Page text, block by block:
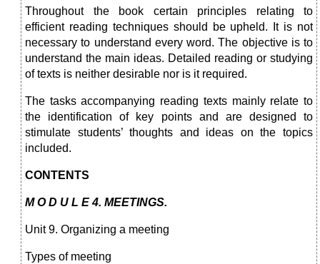
Throughout the book certain principles relating to
efficient reading techniques should be upheld. It is not
necessary to understand every word. The objective is to
understand the main ideas. Detailed reading or studying
of texts is neither desirable nor is it required.
The tasks accompanying reading texts mainly relate to
the identification of key points and are designed to
stimulate students’ thoughts and ideas on the topics
included.
CONTENTS
M O D U L E 4. MEETINGS.
Unit 9. Organizing a meeting
Types of meeting